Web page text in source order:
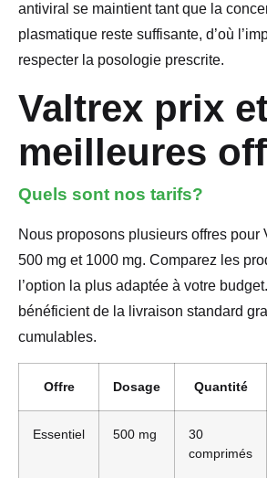
antiviral se maintient tant que la
plasmatique reste suffisante, d’où
respecter la posologie prescrite.
Valtrex prix
meilleures
Quels sont nos tarifs?
Nous proposons plusieurs offres pour
500 mg et 1000 mg. Comparez les
l’option la plus adaptée à votre
bénéficient de la livraison standard
cumulables.
Offre Dosage Quantité
Essentiel 500 mg
30
comprimés